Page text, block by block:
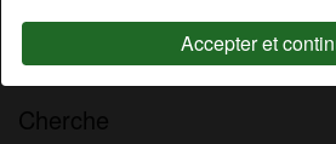
Accepter et
jouer à des petits jeux cochons en
Alors, quelqu’un se reconnaît ?
Cherche